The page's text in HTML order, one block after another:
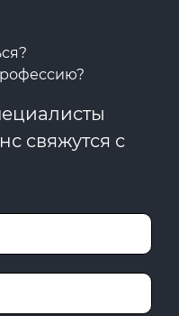
свяжутся с